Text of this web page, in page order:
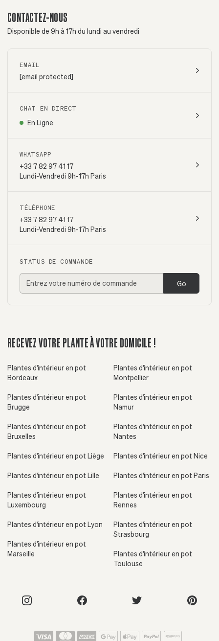
CONTACTEZ-NOUS
Disponible de 9h à 17h du lundi au vendredi
EMAIL
[email protected]
CHAT EN DIRECT
En Ligne
WHATSAPP
+33 7 82 97 41 17
Lundi-Vendredi 9h-17h Paris
TÉLÉPHONE
+33 7 82 97 41 17
Lundi-Vendredi 9h-17h Paris
STATUS DE COMMANDE
Go
RECEVEZ VOTRE PLANTE À VOTRE DOMICILE !
Plantes d'intérieur en pot
Bordeaux
Plantes d'intérieur en pot
Brugge
Plantes d'intérieur en pot
Bruxelles
Plantes d'intérieur en pot Liège
Plantes d'intérieur en pot Lille
Plantes d'intérieur en pot
Luxembourg
Plantes d'intérieur en pot Lyon
Plantes d'intérieur en pot
Marseille
Plantes d'intérieur en pot
Montpellier
Plantes d'intérieur en pot
Namur
Plantes d'intérieur en pot
Nantes
Plantes d'intérieur en pot Nice
Plantes d'intérieur en pot Paris
Plantes d'intérieur en pot
Rennes
Plantes d'intérieur en pot
Strasbourg
Plantes d'intérieur en pot
Toulouse